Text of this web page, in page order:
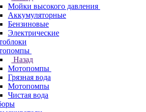
Мойки высокого давления
Аккумуляторные
Бензиновые
Электрические
Назад
Мотопомпы
Грязная вода
Мотопомпы
Чистая вода